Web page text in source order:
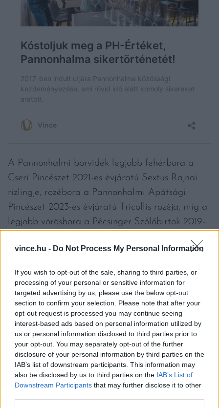
vince.hu - Do Not Process My Personal Information
If you wish to opt-out of the sale, sharing to third parties, or
processing of your personal or sensitive information for
targeted advertising by us, please use the below opt-out
section to confirm your selection. Please note that after your
opt-out request is processed you may continue seeing
interest-based ads based on personal information utilized by
us or personal information disclosed to third parties prior to
your opt-out. You may separately opt-out of the further
disclosure of your personal information by third parties on the
IAB’s list of downstream participants. This information may
also be disclosed by us to third parties on the IAB’s List of
Downstream Participants that may further disclose it to other
A Pannonhalmi borvidék legjobb fehérbora a
Cseri Pincészet 2021-es évjáratú Sextus Rajnai
rizlingje, rozébora a Pannonhalmi Apátsági
Pincészet 2023-es évjáratú Tricollis rozéja, míg a
legjobb vörösbora a Pécsinger Szőlőbirtok 2019-
legmagasabb pontszámot elérő bor, a Borvidéki
2022-es évjáratú Chardonnay-ja.
Címlapfotó: Corina Rainer / Unsplash